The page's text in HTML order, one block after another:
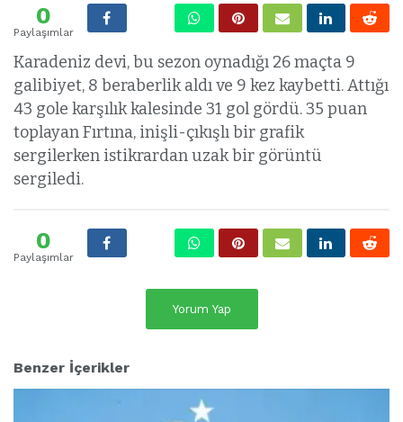
0
Paylaşımlar
Karadeniz devi, bu sezon oynadığı 26 maçta 9
galibiyet, 8 beraberlik aldı ve 9 kez kaybetti. Attığı
43 gole karşılık kalesinde 31 gol gördü. 35 puan
toplayan Fırtına, inişli-çıkışlı bir grafik
sergilerken istikrardan uzak bir görüntü
sergiledi.
0
Paylaşımlar
Yorum Yap
Benzer İçerikler